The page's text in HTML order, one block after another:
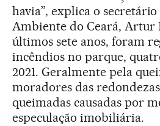
havia”, explica o
Ambiente do Ceará, Artur
últimos sete anos, foram
incêndios no parque,
2021. Geralmente pela
moradores das
queimadas causadas por
especulação imobiliária.